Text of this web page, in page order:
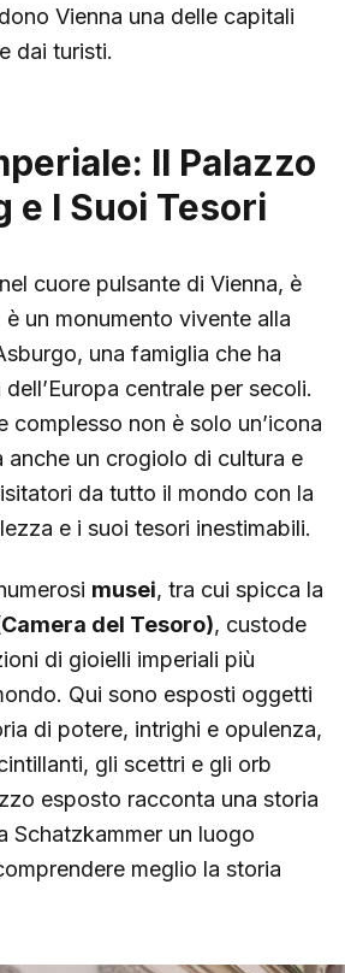
Vienna una delle capitali
dai turisti.
Il Palazzo
e I Suoi Tesori
cuore pulsante di Vienna, è
un monumento vivente alla
una famiglia che ha
centrale per secoli.
complesso non è solo un’icona
anche un crogiolo di cultura e
da tutto il mondo con la
e i suoi tesori inestimabili.
musei, tra cui spicca la
del Tesoro), custode
di gioielli imperiali più
Qui sono esposti oggetti
di potere, intrighi e opulenza,
gli scettri e gli orb
esposto racconta una storia
Schatzkammer un luogo
meglio la storia